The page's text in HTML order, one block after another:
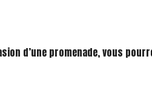
d’une promenade, vous